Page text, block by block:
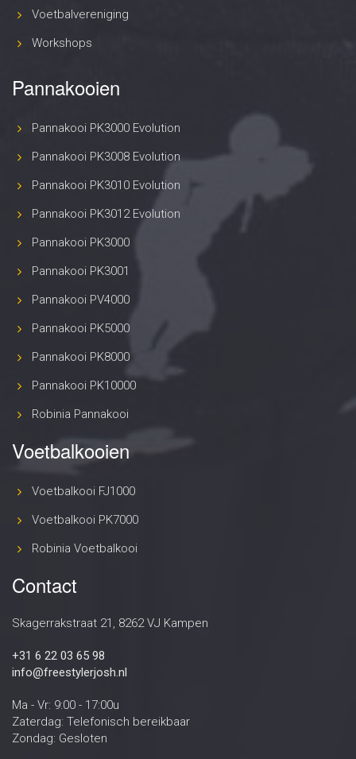
Voetbalvereniging
Workshops
Pannakooien
Pannakooi PK3000 Evolution
Pannakooi PK3008 Evolution
Pannakooi PK3010 Evolution
Pannakooi PK3012 Evolution
Pannakooi PK3000
Pannakooi PK3001
Pannakooi PV4000
Pannakooi PK5000
Pannakooi PK8000
Pannakooi PK10000
Robinia Pannakooi
Voetbalkooien
Voetbalkooi FJ1000
Voetbalkooi PK7000
Robinia Voetbalkooi
Contact
Skagerrakstraat 21, 8262 VJ Kampen
+31 6 22 03 65 98
info@freestylerjosh.nl
Ma - Vr: 9:00 - 17:00u
Zaterdag: Telefonisch bereikbaar
Zondag: Gesloten